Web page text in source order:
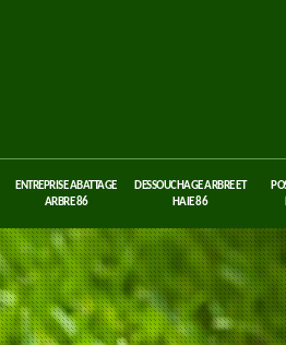
ENTREPRISE ABATTAGE
ARBRE 86
DESSOUCHAGE ARBRE ET
HAIE 86